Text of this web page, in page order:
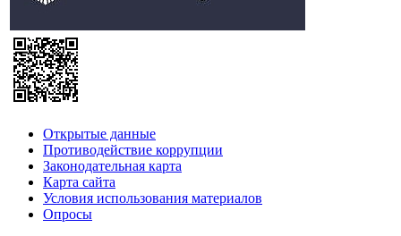
Открытые данные
Противодействие коррупции
Законодательная карта
Карта сайта
Условия использования материалов
Опросы